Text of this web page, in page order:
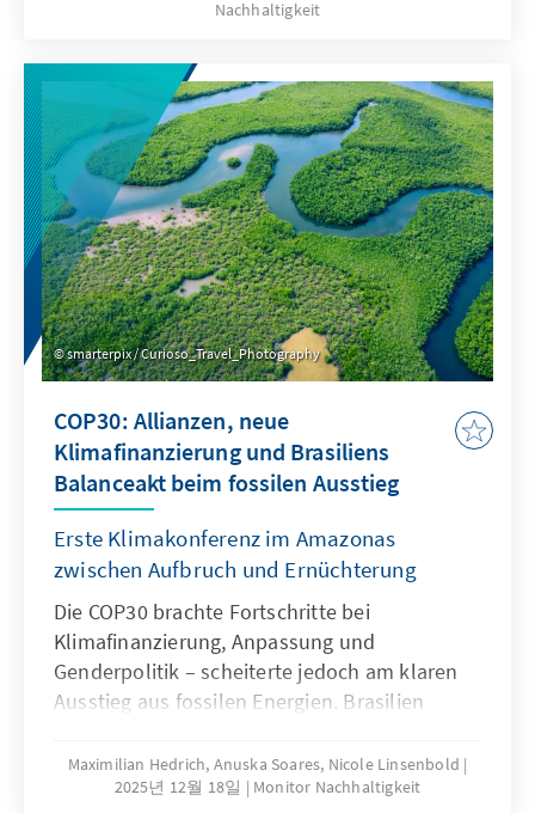
(CBAM) als Anreiz für Klimaclubs nutzen und
aufbauen. Voraussetzung ist Akzeptanz im
Inneren: Einnahmen aus der CO₂‑Bepreisung
sichtbar, fair und nachvollziehbar
zurückgeben – und den EU-Emissionshandel
als Leitinstrument ordnungspolitisch stärken.
Nachhaltigkeit
smarterpix / Curioso_Travel_Photography
COP30: Allianzen, neue
Klimafinanzierung und Brasiliens
Balanceakt beim fossilen Ausstieg
Erste Klimakonferenz im Amazonas
zwischen Aufbruch und Ernüchterung
Die COP30 brachte Fortschritte bei
Klimafinanzierung, Anpassung und
Genderpolitik – scheiterte jedoch am klaren
Ausstieg aus fossilen Energien. Brasilien
starke Beteiligung indigener Gemeinschaften,
sozialer Bewegungen und junger Akteure,
Maximilian Hedrich, Anuska Soares, Nicole Linsenbold
2025년 12월 18일
Monitor Nachhaltigkeit